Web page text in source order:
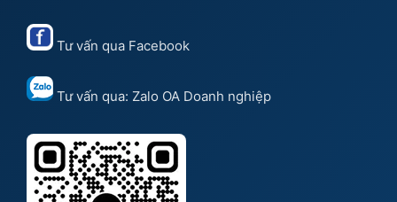
Tư vấn qua Facebook
Tư vấn qua: Zalo OA Doanh nghiệp